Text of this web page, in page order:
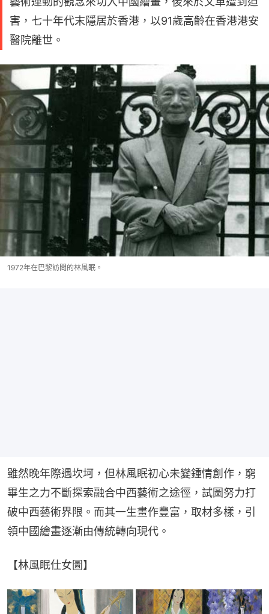
害，七十年代末隱居於香港，以91歲高齡在香港港安
醫院離世。
1972年在巴黎訪問的林風眠。
雖然晚年際遇坎坷，但林風眠初心未變鍾情創作，窮
畢生之力不斷探索融合中西藝術之途徑，試圖努力打
破中西藝術界限。而其一生畫作豐富，取材多樣，引
領中國繪畫逐漸由傳統轉向現代。
【林風眠仕女圖】